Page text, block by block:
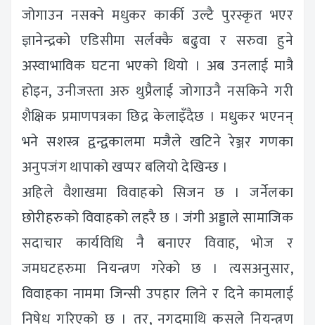
जोगाउन नसक्ने मधुकर कार्की उल्टै पुरस्कृत भएर
ज्ञानेन्द्रको एडिसीमा सर्लक्कै बढुवा र सरुवा हुने
अस्वाभाविक घटना भएको थियो । अब उनलाई मात्रै
होइन, उनीजस्ता अरु थुप्रैलाई जोगाउनै नसकिने गरी
शैक्षिक प्रमाणपत्रका छिद्र केलाइँदैछ । मधुकर भएनन्
भने सशस्त्र द्वन्द्वकालमा मजैले खटिने रेञ्जर गणका
अनुपजंग थापाको खप्पर बलियो देखिन्छ ।
अहिले वैशाखमा विवाहको सिजन छ । जर्नेलका
छोरीहरुको विवाहको लहरै छ । जंगी अड्डाले सामाजिक
सदाचार कार्यविधि नै बनाएर विवाह, भोज र
जमघटहरुमा नियन्त्रण गरेको छ । त्यसअनुसार,
विवाहका नाममा जिन्सी उपहार लिने र दिने कामलाई
निषेध गरिएको छ । तर, नगदमाथि कसले नियन्त्रण